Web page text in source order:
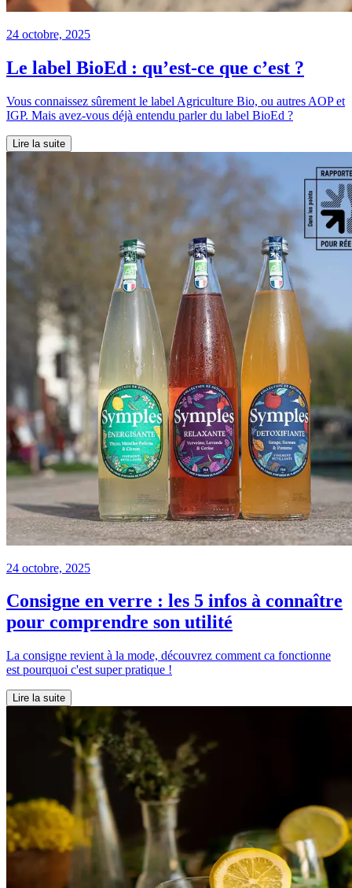
24 octobre, 2025
Le label BioEd : qu’est-ce que c’est ?
Vous connaissez sûrement le label Agriculture Bio, ou autres AOP et
IGP. Mais avez-vous déjà entendu parler du label BioEd ?
Lire la suite
24 octobre, 2025
Consigne en verre : les 5 infos à connaître
pour comprendre son utilité
La consigne revient à la mode, découvrez comment ca fonctionne
est pourquoi c'est super pratique !
Lire la suite